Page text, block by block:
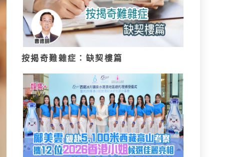
按揭奇難雜症：缺契樓篇